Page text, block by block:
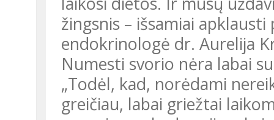
žingsnis – išsamiai
endokrinologė dr. Aurelija
Numesti svorio nėra labai
„Todėl, kad, norėdami
greičiau, labai griežtai